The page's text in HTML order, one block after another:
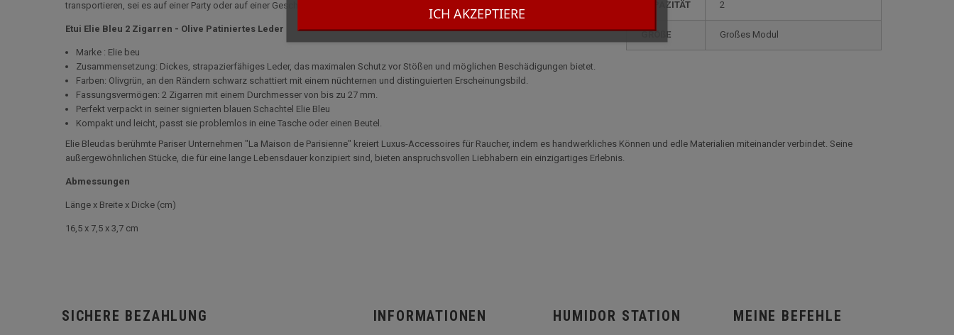
ICH AKZEPTIERE KAPAZITÄT 2
GRÖßE großes Modul
transportieren, sei es auf einer Party oder auf einer Geschäftsreise.
Etui Elie Bleu 2 Zigarren - Olive Patiniertes Leder
Marke : Elie beu
Zusammensetzung: Dickes, strapazierfähiges Leder, das maximalen Schutz vor Stößen und möglichen Beschädigungen bietet.
Farben: Olivgrün, an den Rändern schwarz schattiert mit einem nüchternen und distinguierten Erscheinungsbild.
Fassungsvermögen: 2 Zigarren mit einem Durchmesser von bis zu 27 mm.
Perfekt verpackt in seiner signierten blauen Schachtel Elie Bleu
Kompakt und leicht, passt sie problemlos in eine Tasche oder einen Beutel.
Elie Bleudas berühmte Pariser Unternehmen "La Maison de Parisienne" kreiert Luxus-Accessoires für Raucher, indem es handwerkliches Können und edle Materialien miteinander verbindet. Seine
außergewöhnlichen Stücke, die für eine lange Lebensdauer konzipiert sind, bieten anspruchsvollen Liebhabern ein einzigartiges Erlebnis.
Abmessungen
Länge x Breite x Dicke (cm)
16,5 x 7,5 x 3,7 cm
SICHERE BEZAHLUNG INFORMATIONEN HUMIDOR STATION MEINE BEFEHLE